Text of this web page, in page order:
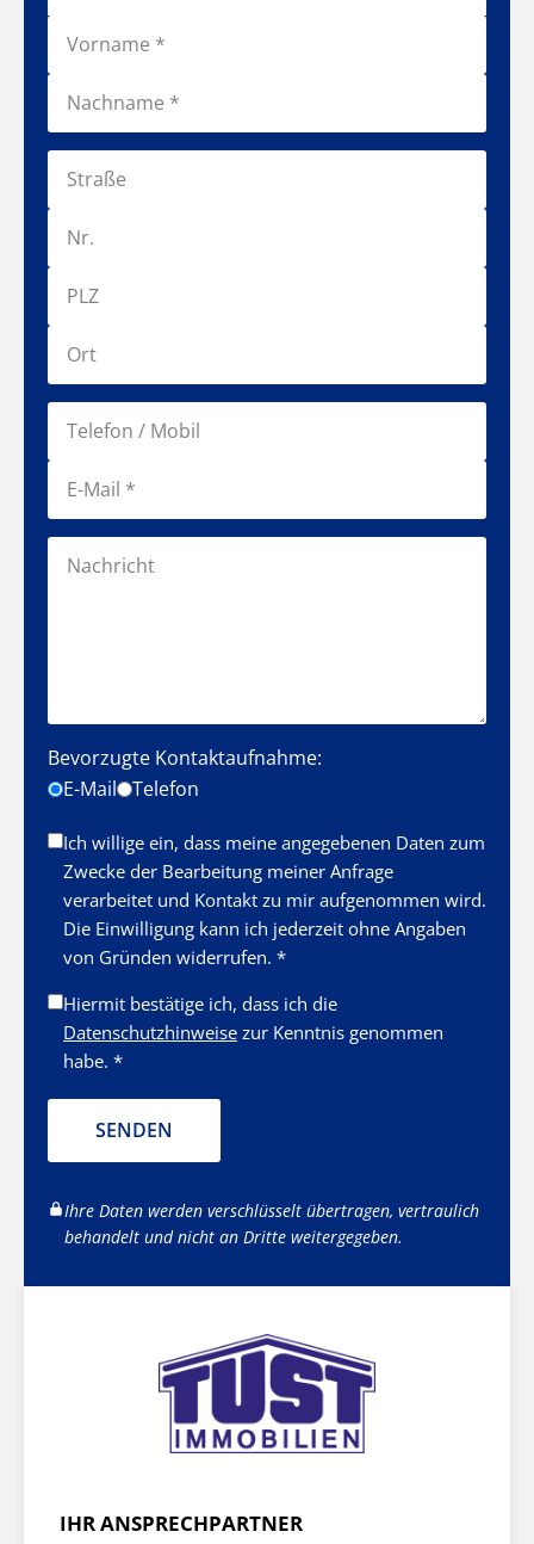
Bevorzugte Kontaktaufnahme:
E-Mail
Telefon
Ich willige ein, dass meine angegebenen Daten zum
Zwecke der Bearbeitung meiner Anfrage
verarbeitet und Kontakt zu mir aufgenommen wird.
Die Einwilligung kann ich jederzeit ohne Angaben
von Gründen widerrufen. *
Hiermit bestätige ich, dass ich die
Datenschutzhinweise zur Kenntnis genommen
habe. *
SENDEN
Ihre Daten werden verschlüsselt übertragen, vertraulich
behandelt und nicht an Dritte weitergegeben.
IHR ANSPRECHPARTNER